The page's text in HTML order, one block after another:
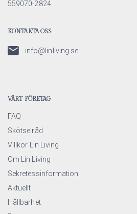
559070-2824
KONTAKTA OSS
info@linliving.se
VÅRT FÖRETAG
FAQ
Skötselråd
Villkor Lin Living
Om Lin Living
Sekretessinformation
Aktuellt
Hållbarhet